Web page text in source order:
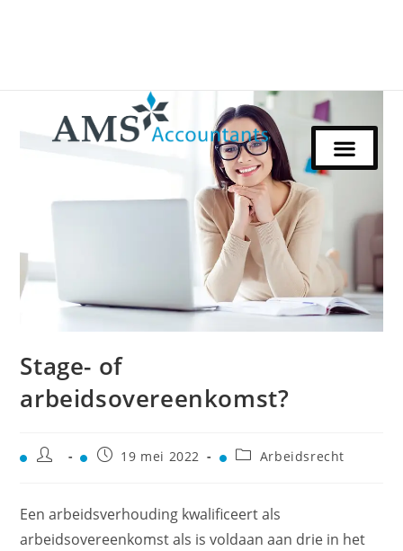
Stage- of
arbeidsovereenkomst?
19 mei 2022 Arbeidsrecht
Een arbeidsverhouding kwalificeert als
arbeidsovereenkomst als is voldaan aan drie in het